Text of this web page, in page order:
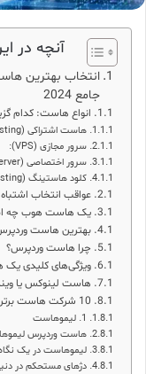
آنچه در
انتخاب بهترین
جامع 2024
انواع هاست: کدام
هاست اشتراکی (Shared Hosting):
سرور مجازی (VPS):
سرور اختصاصی (Dedicated Server):
کلود هاستینگ (Cloud Hosting):
عواقب انتخاب
یک هاست هوب چه
بهترین هاست
چرا هاست وردپرس؟
ویژگی‌های کلیدی یک
هاست لینوکس یا
10 شرکت هاست برتر ایران برای خرید بهترین هاست
1. لیمو‌هاست
هاست وردپرس
لیموهاست در یک
دژهای مستحکم در